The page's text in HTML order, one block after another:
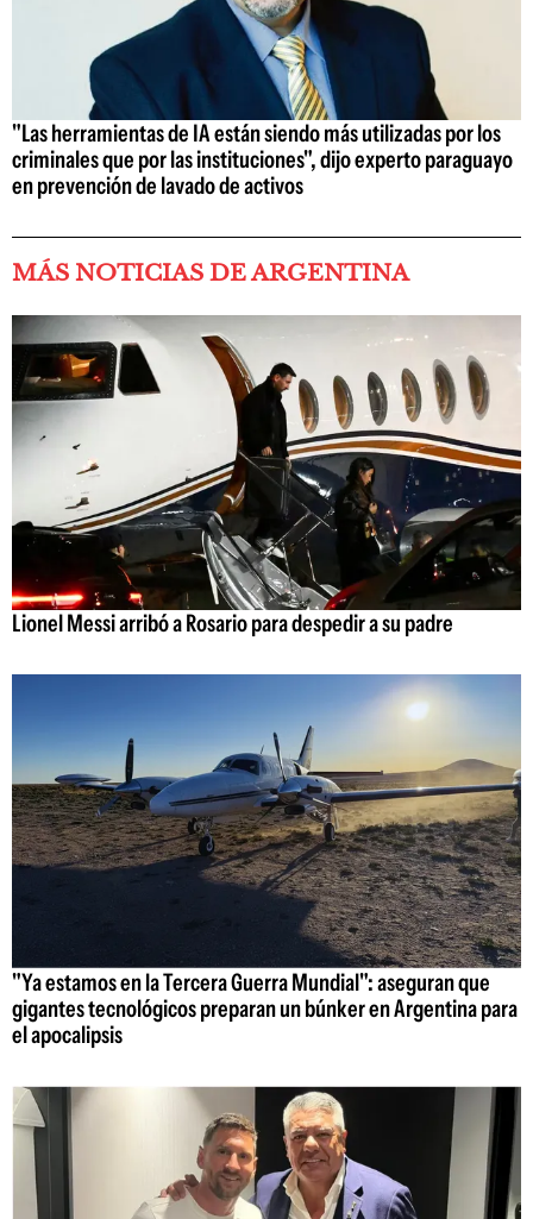
"Las herramientas de IA están siendo más utilizadas por los
criminales que por las instituciones", dijo experto paraguayo
en prevención de lavado de activos
MÁS NOTICIAS DE ARGENTINA
Lionel Messi arribó a Rosario para despedir a su padre
"Ya estamos en la Tercera Guerra Mundial": aseguran que
gigantes tecnológicos preparan un búnker en Argentina para
el apocalipsis